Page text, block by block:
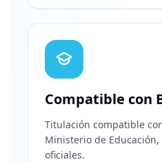
Compatible con
Titulación compatible
Ministerio de
oficiales.